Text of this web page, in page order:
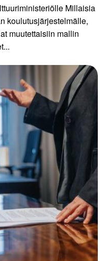
Millaisia
koulutusjärjestelmälle,
muutettaisiin mallin